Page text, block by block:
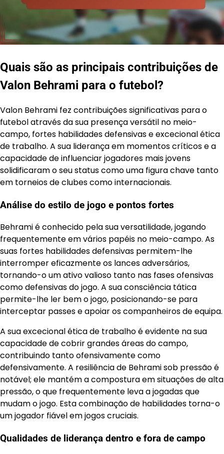
Quais são as principais contribuições de
Valon Behrami para o futebol?
Valon Behrami fez contribuições significativas para o
futebol através da sua presença versátil no meio-
campo, fortes habilidades defensivas e excecional ética
de trabalho. A sua liderança em momentos críticos e a
capacidade de influenciar jogadores mais jovens
solidificaram o seu status como uma figura chave tanto
em torneios de clubes como internacionais.
Análise do estilo de jogo e pontos fortes
Behrami é conhecido pela sua versatilidade, jogando
frequentemente em vários papéis no meio-campo. As
suas fortes habilidades defensivas permitem-lhe
interromper eficazmente os lances adversários,
tornando-o um ativo valioso tanto nas fases ofensivas
como defensivas do jogo. A sua consciência tática
permite-lhe ler bem o jogo, posicionando-se para
interceptar passes e apoiar os companheiros de equipa.
A sua excecional ética de trabalho é evidente na sua
capacidade de cobrir grandes áreas do campo,
contribuindo tanto ofensivamente como
defensivamente. A resiliência de Behrami sob pressão é
notável; ele mantém a compostura em situações de alta
pressão, o que frequentemente leva a jogadas que
mudam o jogo. Esta combinação de habilidades torna-o
um jogador fiável em jogos cruciais.
Qualidades de liderança dentro e fora de campo